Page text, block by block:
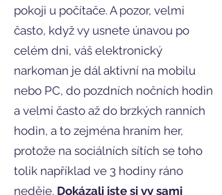
pokoji u počítače. A pozor, velmi
často, když vy usnete únavou po
celém dni, váš elektronický
narkoman je dál aktivní na mobilu
nebo PC, do pozdních nočních hodin
a velmi často až do brzkých ranních
hodin, a to zejména hraním her,
protože na sociálních sítích se toho
tolik například ve 3 hodiny ráno
neděje. Dokázali jste si vy sami